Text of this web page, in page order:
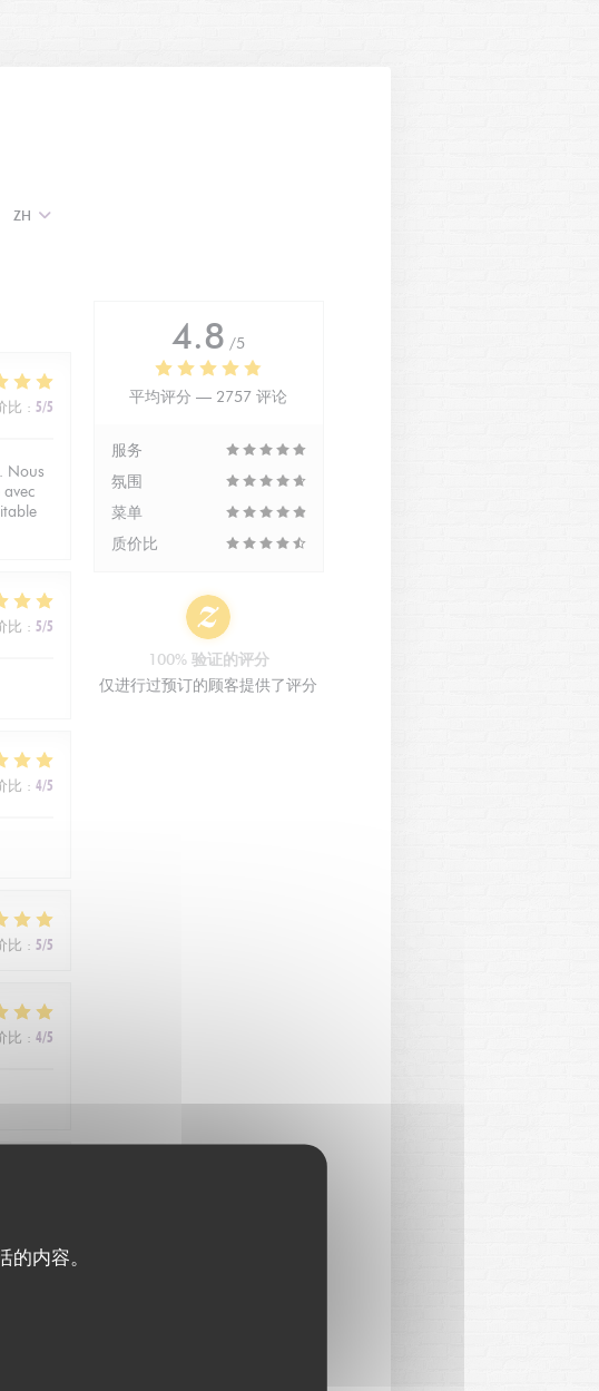
内容。
ZH
比 : 5/5
Nous
比 : 5/5
比 : 4/5
比 : 5/5
比 : 4/5
4.8 /5
平均评分 — 2757 评论
服务
氛围
菜单
质价比
100% 验证的评分
仅进行过预订的顾客提供了评分